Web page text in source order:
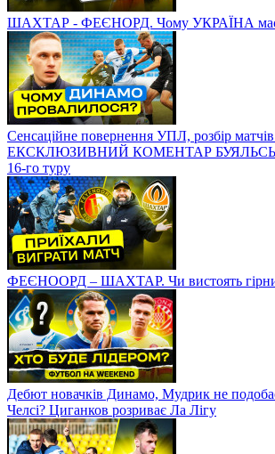
ШАХТАР - ФЕЄНОРД. Чому УКРАЇНА має
Сенсаційне повернення УПЛ, розбір
ЕКСКЛЮЗИВНИЙ КОМЕНТАР
16-го туру
ФЕЄНООРД – ШАХТАР. Чи вистоять
Дебют новачків Динамо, Мудрик не
Челсі? Циганков розриває Ла Лігу